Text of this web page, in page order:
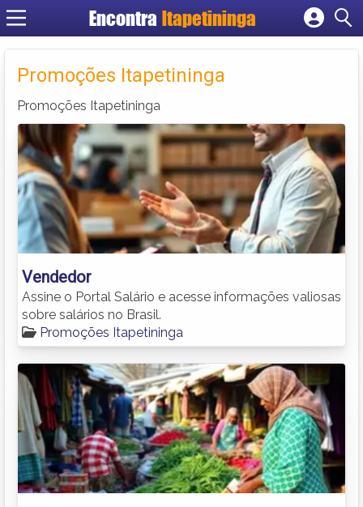
Encontra Itapetininga
Cadastrar empresa
Criar conta
Promoções Itapetininga
Promoções Itapetininga
Vendedor
Assine o Portal Salário e acesse informações valiosas
sobre salários no Brasil.
Promoções Itapetininga